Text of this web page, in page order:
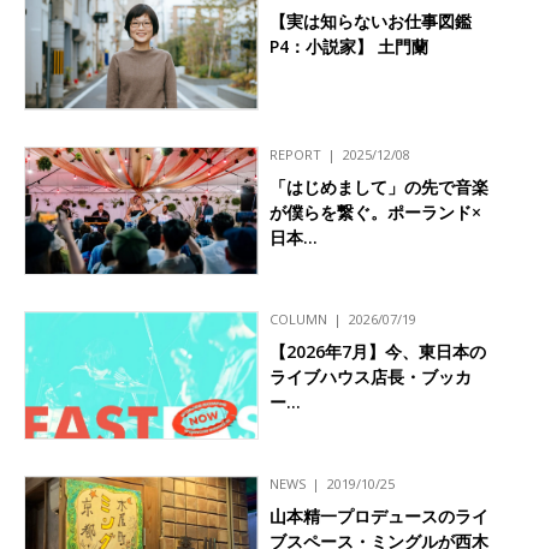
【実は知らないお仕事図鑑
P4：小説家】 土門蘭
REPORT 2025/12/08
「はじめまして」の先で音楽
が僕らを繋ぐ。ポーランド×
日本…
COLUMN 2026/07/19
【2026年7月】今、東日本の
ライブハウス店長・ブッカ
ー…
NEWS 2019/10/25
山本精一プロデュースのライ
ブスペース・ミングルが西木